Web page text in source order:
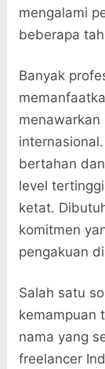
mengalami
beberapa
Banyak
menawarkan
bertahan
level
ketat.
komitmen
pengakuan
Salah satu
kemampuan
nama yang
freelancer